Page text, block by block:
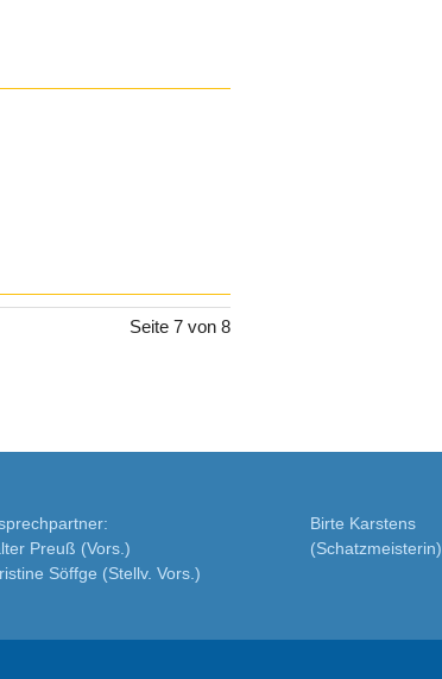
Seite 7 von 8
Preuß (Vors.)
Söffge (Stellv. Vors.)
Birte Karstens
(Schatzmeisterin)